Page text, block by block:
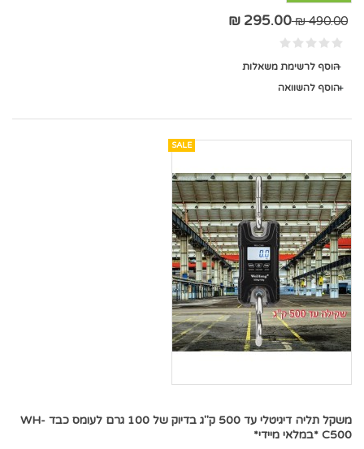
490.00 ₪
295.00 ₪
הוסף לרשימת משאלות
הוסף להשוואה
SALE
משקל תליה דיגיטלי עד 500 ק"ג בדיוק של 100 גרם לעומס כבד WH-
C500 *במלאי מיידי*